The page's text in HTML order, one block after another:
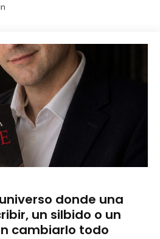
donde una
un silbido o un
cambiarlo todo